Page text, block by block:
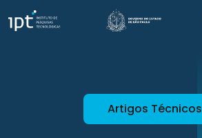
Artigos Técnicos